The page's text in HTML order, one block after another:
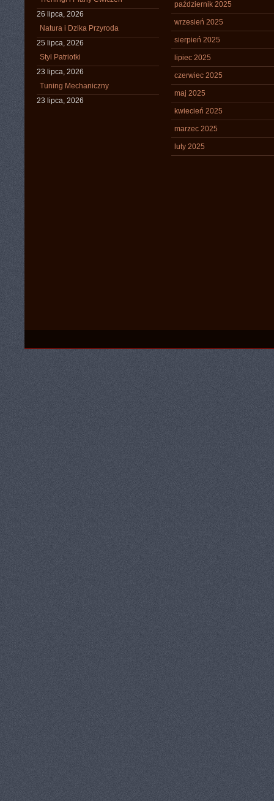
26 lipca, 2026
Natura i Dzika Przyroda
25 lipca, 2026
Styl Patriotki
23 lipca, 2026
Tuning Mechaniczny
23 lipca, 2026
październik 2025
wrzesień 2025
sierpień 2025
lipiec 2025
czerwiec 2025
maj 2025
kwiecień 2025
marzec 2025
luty 2025